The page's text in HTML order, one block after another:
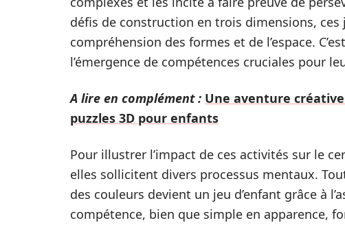
défis de construction en trois dimensions,
compréhension des formes et de l’espace.
l’émergence de compétences cruciales pour
A lire en complément : Une aventure
puzzles 3D pour enfants
Pour illustrer l’impact de ces activités sur le
elles sollicitent divers processus mentaux.
des couleurs devient un jeu d’enfant grâce à
compétence, bien que simple en apparence,